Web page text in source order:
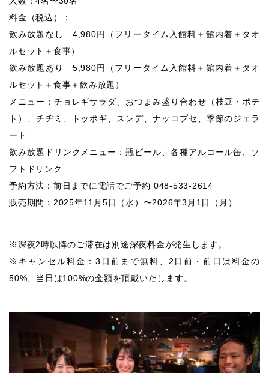
料金（税込）：
飲み放題なし 4,980円（フリータイム入館料＋館内着＋タオ
ルセット＋食事）
飲み放題あり 5,980円（フリータイム入館料＋館内着＋タオ
ルセット＋食事＋飲み放題）
メニュー：チョレギサラダ、おつまみ盛り合わせ（枝豆・ポテ
ト）、チヂミ、トッポギ、スンデ、ナッコプセ、季節のジェラ
ート
飲み放題ドリンクメニュー：瓶ビール、各種アルコール缶、ソ
フトドリンク
予約方法：前日までに電話でご予約 048-533-2614
販売期間：2025年11月5日（水）〜2026年3月1日（月）
※深夜2時以降のご滞在は別途深夜料金が発生します。
※キャンセル料金：3日前まで無料、2日前・前日は料金の
50%、当日は100%の金額を頂戴いたします。